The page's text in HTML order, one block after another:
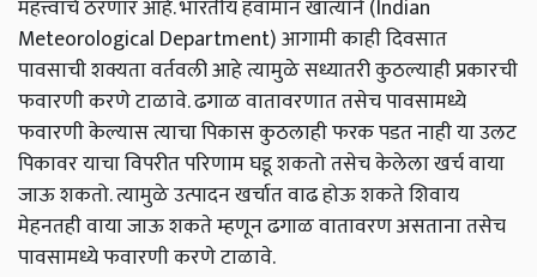
महत्त्वाचे ठरणार आहे. भारतीय हवामान खात्याने (Indian
Meteorological Department) आगामी काही दिवसात
पावसाची शक्यता वर्तवली आहे त्यामुळे सध्यातरी कुठल्याही प्रकारची
फवारणी करणे टाळावे. ढगाळ वातावरणात तसेच पावसामध्ये
फवारणी केल्यास त्याचा पिकास कुठलाही फरक पडत नाही या उलट
पिकावर याचा विपरीत परिणाम घडू शकतो तसेच केलेला खर्च वाया
जाऊ शकतो. त्यामुळे उत्पादन खर्चात वाढ होऊ शकते शिवाय
मेहनतही वाया जाऊ शकते म्हणून ढगाळ वातावरण असताना तसेच
पावसामध्ये फवारणी करणे टाळावे.